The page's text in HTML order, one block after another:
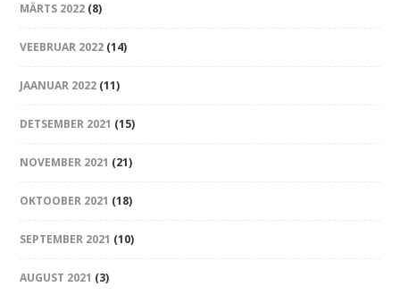
MÄRTS 2022 (8)
VEEBRUAR 2022 (14)
JAANUAR 2022 (11)
DETSEMBER 2021 (15)
NOVEMBER 2021 (21)
OKTOOBER 2021 (18)
SEPTEMBER 2021 (10)
AUGUST 2021 (3)